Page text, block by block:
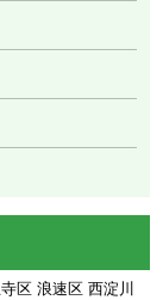
区 浪速区 西淀川